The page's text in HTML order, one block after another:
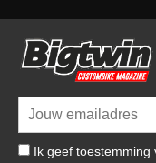
Ik geef toestemming